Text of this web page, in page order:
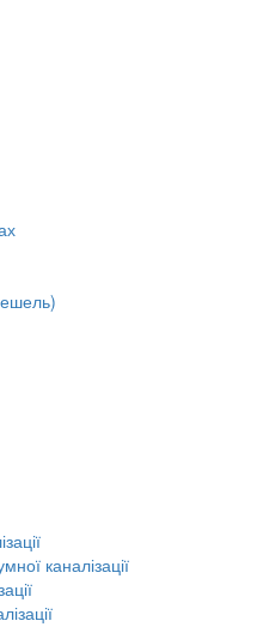
каналізації